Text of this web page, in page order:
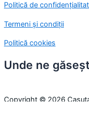
Politică de
Termeni și condiții
Politică cookies
Unde ne
Copyright © 2026